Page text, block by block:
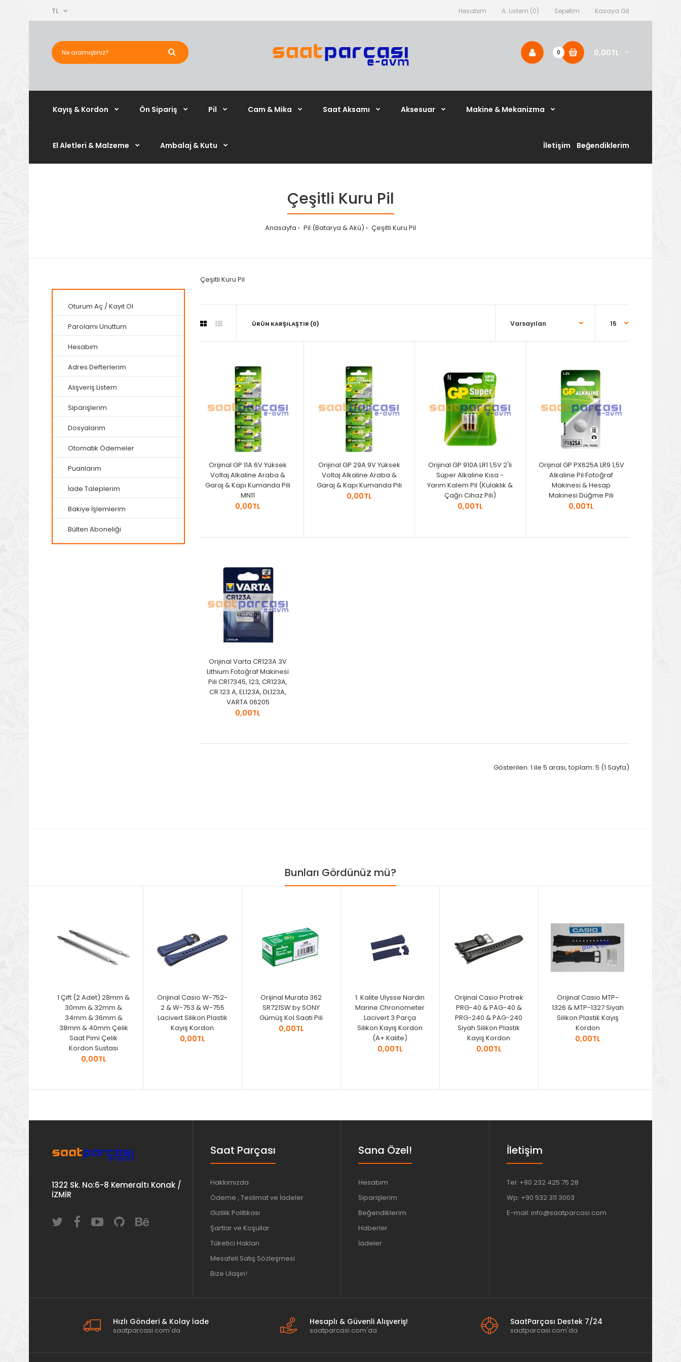
Hesabım A. Listem (0) Sepetim Kasaya Git
TL
0 0,00TL
Kayış & Kordon Ön Sipariş Pil Cam & Mika Saat Aksamı Aksesuar Makine & Mekanizma
El Aletleri & Malzeme Ambalaj & Kutu Beğendiklerim
İletişim
Çeşitli Kuru Pil
Anasayfa Pil (Batarya & Akü) Çeşitli Kuru Pil
Oturum Aç /Kayıt Ol
Parolamı Unuttum
Hesabım
Adres Defterlerim
Alışveriş Listem
Siparişlerim
Dosyalarım
Otomatik Ödemeler
Puanlarım
İade Taleplerim
Bakiye İşlemlerim
Bülten Aboneliği
Çeşitli Kuru Pil
ÜRÜN KARŞILAŞTIR (0)
Orijinal GP 11A 6V Yüksek
Voltaj Alkaline Araba &
Garaj & Kapı Kumanda Pili
MN11
0,00TL
Orijinal GP 29A 9V Yüksek
Voltaj Alkaline Araba &
Garaj & Kapı Kumanda Pili
0,00TL
Orijinal GP 910A LR1 1,5V 2'li
Süper Alkaline Kısa -
Yarım Kalem Pil (Kulaklık &
Çağrı Cihaz Pili)
0,00TL
Orijinal GP PX625A LR9 1,5V
Alkaline Pil Fotoğraf
Makinesi & Hesap
Makinesi Düğme Pili
0,00TL
Orijinal Varta CR123A 3V
Lithium Fotoğraf Makinesi
Pili CR17345, 123, CR123A,
CR 123 A, EL123A, DL123A,
VARTA 06205
0,00TL
Gösterilen: 1 ile 5 arası, toplam: 5 (1 Sayfa)
Bunları Gördünüz mü?
1 Çift (2 Adet) 28mm &
30mm & 32mm &
34mm & 36mm &
38mm & 40mm Çelik
Saat Pimi Çelik
Kordon Sustası
0,00TL
Orijinal Casio W-752-
2 & W-753 & W-755
Lacivert Silikon Plastik
Kayış Kordon
0,00TL
Orijinal Murata 362
SR721SW by SONY
Gümüş Kol Saati Pili
0,00TL
1. Kalite Ulysse Nardin
Marine Chronometer
Lacivert 3 Parça
Silikon Kayış Kordon
(A+ Kalite)
0,00TL
Orijinal Casio Protrek
PRG-40 & PAG-40 &
PRG-240 & PAG-240
Siyah Silikon Plastik
Kayış Kordon
0,00TL
Orijinal Casio MTP-
1326 & MTP-1327 Siyah
Silikon Plastik Kayış
Kordon
0,00TL
1322 Sk. No:6-8 Kemeraltı Konak /
İZMİR
Saat Parçası
Hakkımızda
Ödeme , Teslimat ve İadeler
Gizlilik Politikası
Şartlar ve Koşullar
Tüketici Hakları
Mesafeli Satış Sözleşmesi
Bize Ulaşın!
Sana Özel!
Hesabım
Siparişlerim
Beğendiklerim
Haberler
İadeler
İletişim
Tel: +90 232 425 75 28
Wp: +90 532 311 3003
E-mail: info@saatparcasi.com
Hızlı Gönderi & Kolay İade
saatparcasi.com'da
Hesaplı & Güvenli Alışveriş!
saatparcasi.com'da
SaatParçası Destek 7/24
saatparcasi.com'da